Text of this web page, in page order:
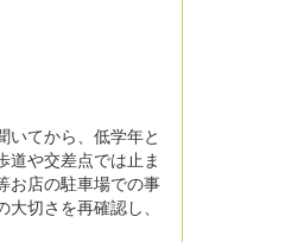
てから、低学年と
道や交差点では止ま
お店の駐車場での事
切さを再確認し、